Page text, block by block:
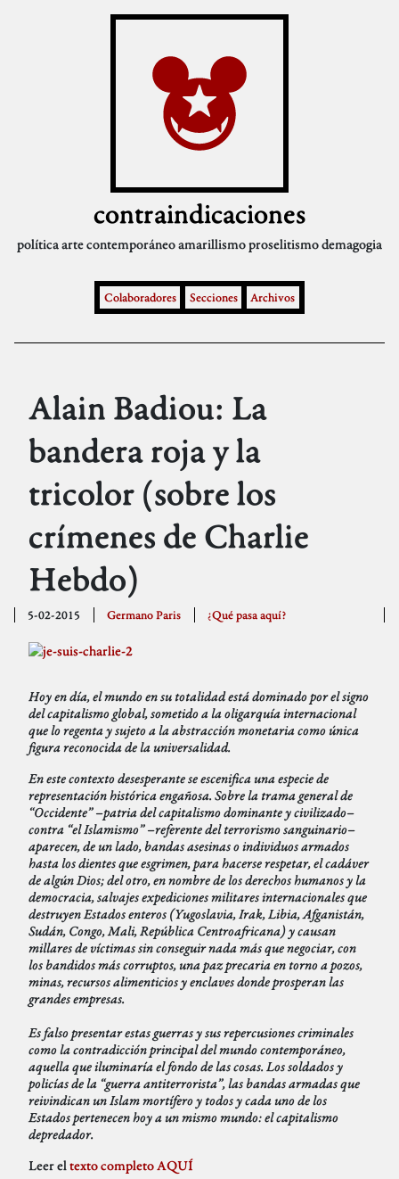
contraindicaciones
políticaarte contemporáneoamarillismoproselitismodemagogia
Colaboradores Secciones Archivos
Alain Badiou: La
bandera roja y la
tricolor (sobre los
crímenes de Charlie
Hebdo)
5-02-2015 Germano Paris ¿Qué pasa aquí?
Hoy en día, el mundo en su totalidad está dominado por el signo
del capitalismo global, sometido a la oligarquía internacional
que lo regenta y sujeto a la abstracción monetaria como única
figura reconocida de la universalidad.
En este contexto desesperante se escenifica una especie de
representación histórica engañosa. Sobre la trama general de
“Occidente” –patria del capitalismo dominante y civilizado–
contra “el Islamismo” –referente del terrorismo sanguinario–
aparecen, de un lado, bandas asesinas o individuos armados
hasta los dientes que esgrimen, para hacerse respetar, el cadáver
de algún Dios; del otro, en nombre de los derechos humanos y la
democracia, salvajes expediciones militares internacionales que
destruyen Estados enteros (Yugoslavia, Irak, Libia, Afganistán,
Sudán, Congo, Mali, República Centroafricana) y causan
millares de víctimas sin conseguir nada más que negociar, con
los bandidos más corruptos, una paz precaria en torno a pozos,
minas, recursos alimenticios y enclaves donde prosperan las
grandes empresas.
Es falso presentar estas guerras y sus repercusiones criminales
como la contradicción principal del mundo contemporáneo,
aquella que iluminaría el fondo de las cosas. Los soldados y
policías de la “guerra antiterrorista”, las bandas armadas que
reivindican un Islam mortífero y todos y cada uno de los
Estados pertenecen hoy a un mismo mundo: el capitalismo
depredador.
Leer eltexto completo AQUÍ